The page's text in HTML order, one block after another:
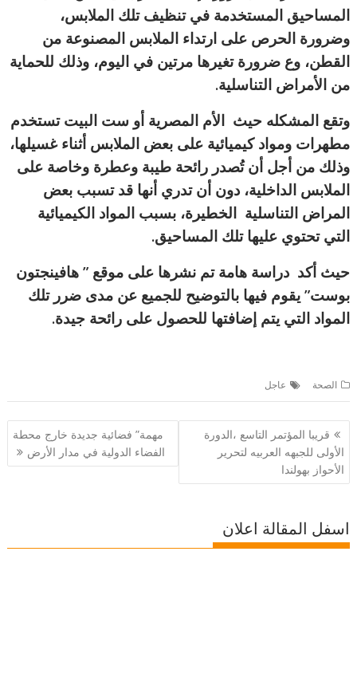
المساحيق المستخدمة في تنظيف تلك الملابس،
وضرورة الحرص على ارتداء الملابس المصنوعة من
القطن، وع ضرورة تغيرها مرتين في اليوم، وذلك للحماية
من الأمراض التناسلية.
وتقع المشكله حيث الأم المصرية أو ست البيت تستخدم
مطهرات ومواد كيميائية على بعض الملابس أثناء غسيلها،
وذلك من أجل أن تُصدر رائحة طيبة وعطرة وخاصة على
الملابس الداخلية، دون أن تدري أنها قد تسبب بعض
المراض التناسلية الخطيرة، بسبب المواد الكيميائية
التي تحتوي عليها تلك المساحيق.
حيث أكد دراسة هامة تم نشرها على موقع ” هافينجتون
بوست” يقوم فيها بالتوضيح للجميع عن مدى ضرر تلك
المواد التي يتم إضافتها للحصول على رائحة جيدة.
الصحة عاجل
تصفّح
المقالات
قريبا المؤتمر التاسع ،الدورة
الأولى للجبهه العربيه لتحرير
الأحواز بهولندا
مهمة” فضائية جديدة خارج محطة
الفضاء الدولية في مدار الأرض
اسفل المقالة اعلان